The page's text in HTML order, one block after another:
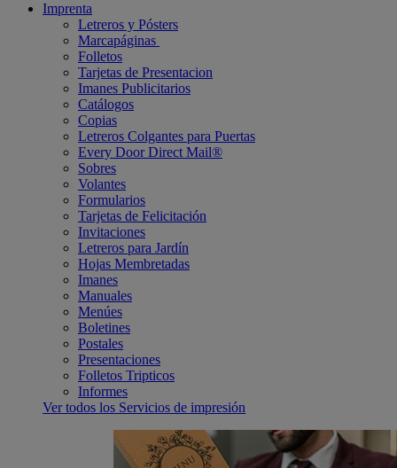
Imprenta
Letreros y Pósters
Marcapáginas
Folletos
Tarjetas de Presentacion
Imanes Publicitarios
Catálogos
Copias
Letreros Colgantes para Puertas
Every Door Direct Mail®
Sobres
Volantes
Formularios
Tarjetas de Felicitación
Invitaciones
Letreros para Jardín
Hojas Membretadas
Imanes
Manuales
Menúes
Boletines
Postales
Presentaciones
Folletos Tripticos
Informes
Ver todos los Servicios de impresión